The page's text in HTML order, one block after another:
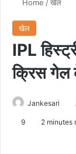
Home /खेल
खेल
IPL
क्रिस गेल
Jankesari
9 2 minutes